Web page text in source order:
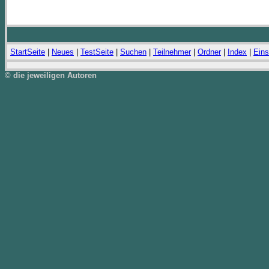
StartSeite Neues TestSeite Suchen Teilnehmer| Ordner| Index
© die jeweiligen Autoren